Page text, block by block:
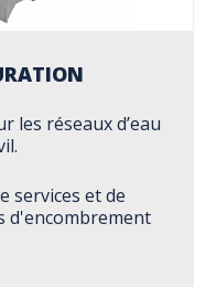
les réseaux d’eau
services et de
d'encombrement